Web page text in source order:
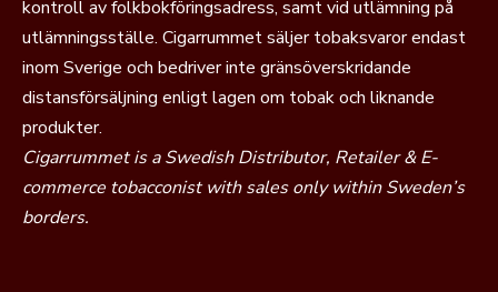
kontroll av folkbokföringsadress, samt vid utlämning på
utlämningsställe. Cigarrummet säljer tobaksvaror endast
inom Sverige och bedriver inte gränsöverskridande
distansförsäljning enligt lagen om tobak och liknande
produkter.
Cigarrummet is a Swedish Distributor, Retailer & E-
commerce tobacconist with sales only within Sweden’s
borders.